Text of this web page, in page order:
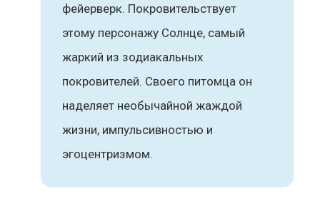
фейерверк. Покровительствует
этому персонажу Солнце, самый
жаркий из зодиакальных
покровителей. Своего питомца он
наделяет необычайной жаждой
жизни, импульсивностью и
эгоцентризмом.